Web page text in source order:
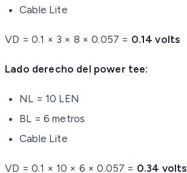
Cable Lite
VD = 0.1 × 3 × 8 × 0.057 = 0.14 volts
Lado derecho del power tee:
NL = 10 LEN
BL = 6 metros
Cable Lite
VD = 0.1 × 10 × 6 × 0.057 = 0.34 volts